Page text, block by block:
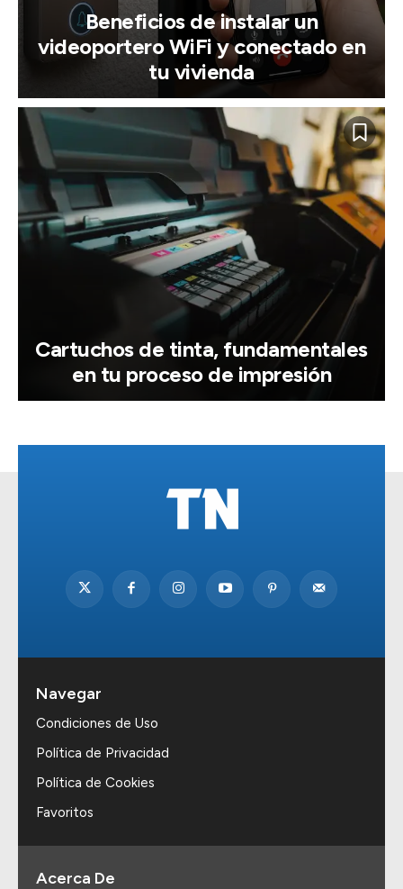
Beneficios de instalar un
videoportero WiFi y conectado en
tu vivienda
Cartuchos de tinta, fundamentales
en tu proceso de impresión
Navegar
Condiciones de Uso
Política de Privacidad
Política de Cookies
Favoritos
Acerca De